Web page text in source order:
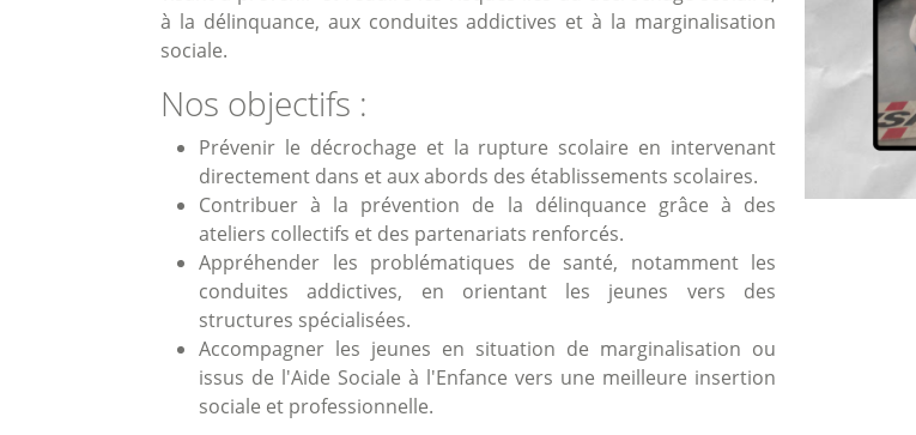
à la délinquance, aux conduites addictives et à la marginalisation
sociale.
Nos objectifs :
Prévenir le décrochage et la rupture scolaire en intervenant
directement dans et aux abords des établissements scolaires.
Contribuer à la prévention de la délinquance grâce à des
ateliers collectifs et des partenariats renforcés.
Appréhender les problématiques de santé, notamment les
conduites addictives, en orientant les jeunes vers des
structures spécialisées.
Accompagner les jeunes en situation de marginalisation ou
issus de l'Aide Sociale à l'Enfance vers une meilleure insertion
sociale et professionnelle.